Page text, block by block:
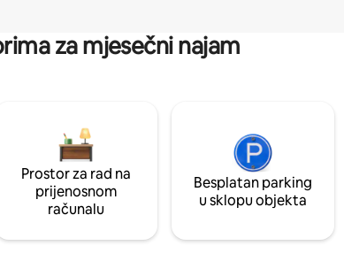
za mjesečni najam
Prostor za rad na
prijenosnom
računalu
Besplatan parking
u sklopu objekta